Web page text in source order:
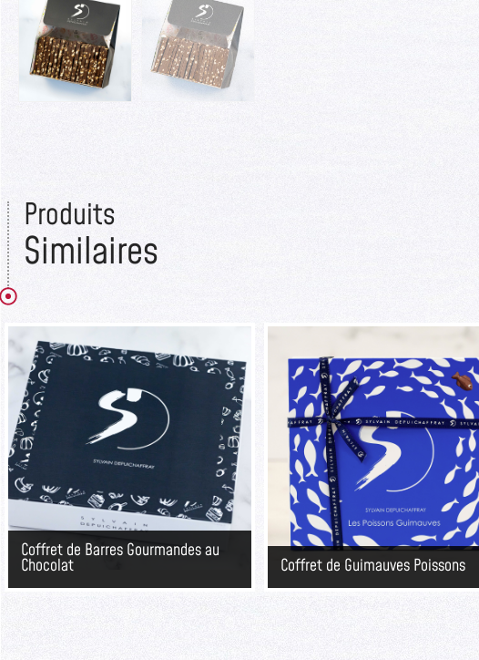
Produits
Similaires
Coffret de Barres Gourmandes au
Chocolat Coffret de Guimauves Poissons